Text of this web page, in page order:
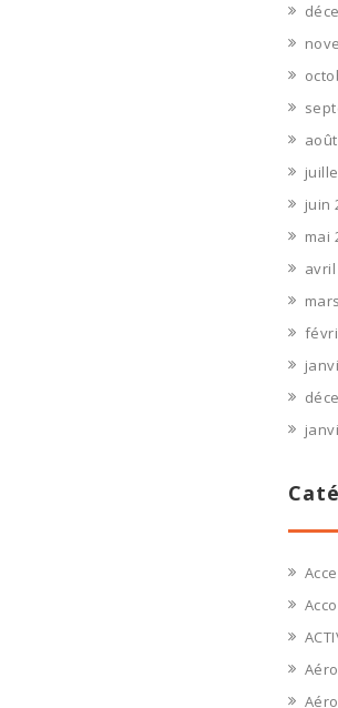
juin
mai
avril